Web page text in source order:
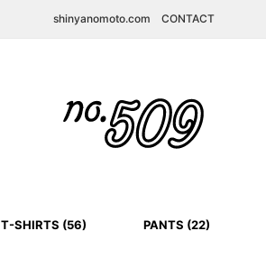
shinyanomoto.com CONTACT
T-SHIRTS (56) PANTS (22)